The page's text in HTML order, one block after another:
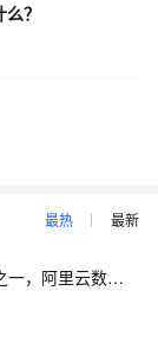
？
最热 最新
【大咖问答】对话PostgreSQL 中国社区发起人之一，阿里云数据库高级专家 德哥